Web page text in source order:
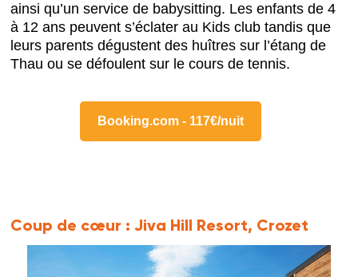
ainsi qu’un service de babysitting. Les enfants de 4
à 12 ans peuvent s’éclater au Kids club tandis que
leurs parents dégustent des huîtres sur l’étang de
Thau ou se défoulent sur le cours de tennis.
Booking.com - 117€/nuit
Coup de cœur :Jiva Hill Resort, Crozet